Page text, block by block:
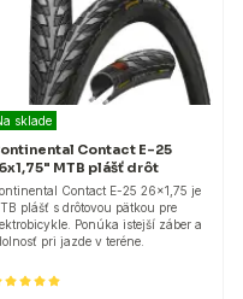
sklade
Contact E-25
MTB plášť drôt
Contact E-25 26x1,75 je
plášť s drôtovou pätkou pre
Ponúka istejší záber a
pri jazde v teréne.